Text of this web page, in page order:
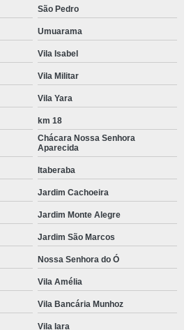
São Pedro
Umuarama
Vila Isabel
Vila Militar
Vila Yara
km 18
Chácara Nossa Senhora
Aparecida
Itaberaba
Jardim Cachoeira
Jardim Monte Alegre
Jardim São Marcos
Nossa Senhora do Ó
Vila Amélia
Vila Bancária Munhoz
Vila Iara